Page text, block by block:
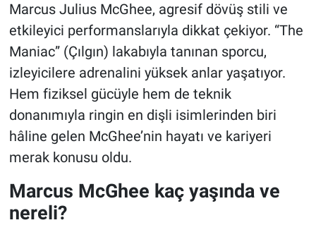
Marcus Julius McGhee, agresif dövüş stili ve
etkileyici performanslarıyla dikkat çekiyor. “The
Maniac” (Çılgın) lakabıyla tanınan sporcu,
izleyicilere adrenalini yüksek anlar yaşatıyor.
Hem fiziksel gücüyle hem de teknik
donanımıyla ringin en dişli isimlerinden biri
hâline gelen McGhee’nin hayatı ve kariyeri
merak konusu oldu.
Marcus McGhee kaç yaşında ve
nereli?